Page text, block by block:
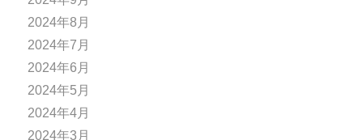
2024年8月
2024年7月
2024年6月
2024年5月
2024年4月
2024年3月